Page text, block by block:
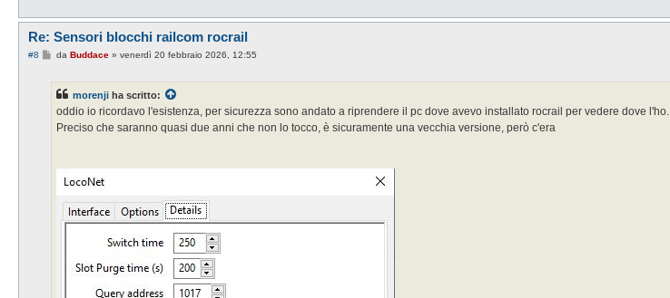
Re: Sensori blocchi railcom rocrail
#8
M
a
g
da Buddace» venerdì 20 febbraio 2026, 12:55
morenji ha scritto:
oddio io ricordavo l'esistenza, per sicurezza sono andato a riprendere il pc dove avevo installato rocrail per vedere dove l'ho.
Preciso che saranno quasi due anni che non lo tocco, è sicuramente una vecchia versione, però c'era